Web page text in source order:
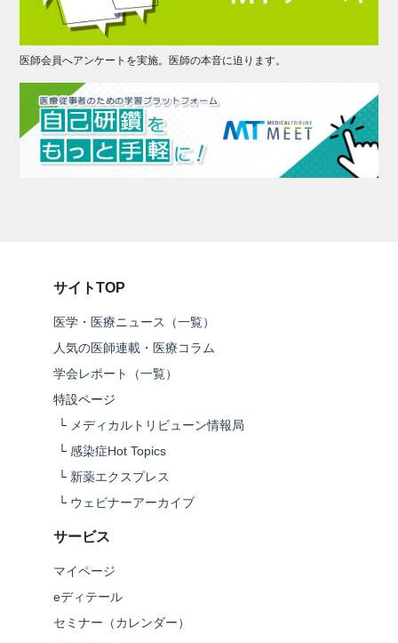
医師会員へアンケートを実施。医師の本音に迫ります。
サイトTOP
医学・医療ニュース（一覧）
人気の医師連載・医療コラム
学会レポート（一覧）
特設ページ
└ メディカルトリビューン情報局
└ 感染症Hot Topics
└ 新薬エクスプレス
└ ウェビナーアーカイブ
サービス
マイページ
eディテール
セミナー（カレンダー）